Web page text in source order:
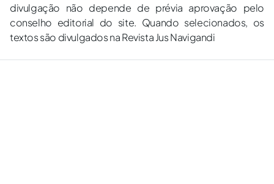
divulgação não depende de prévia aprovação pelo
conselho editorial do site. Quando selecionados, os
textos são divulgados na Revista Jus Navigandi